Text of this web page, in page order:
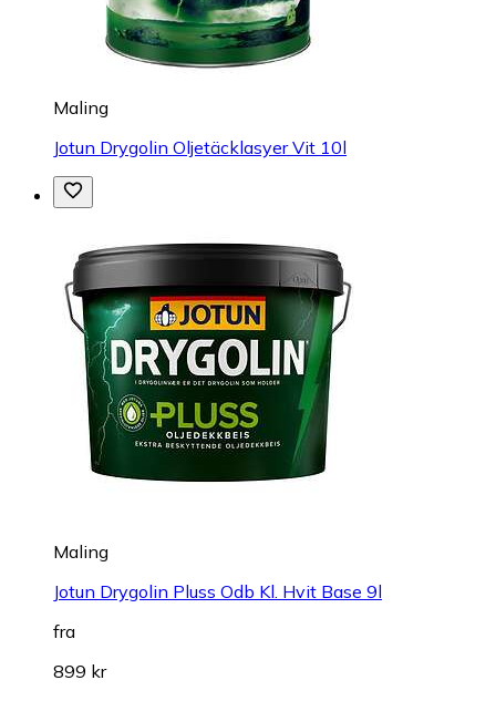
Maling
Jotun Drygolin Oljetäcklasyer Vit 10l
Maling
Jotun Drygolin Pluss Odb Kl. Hvit Base 9l
fra
899 kr